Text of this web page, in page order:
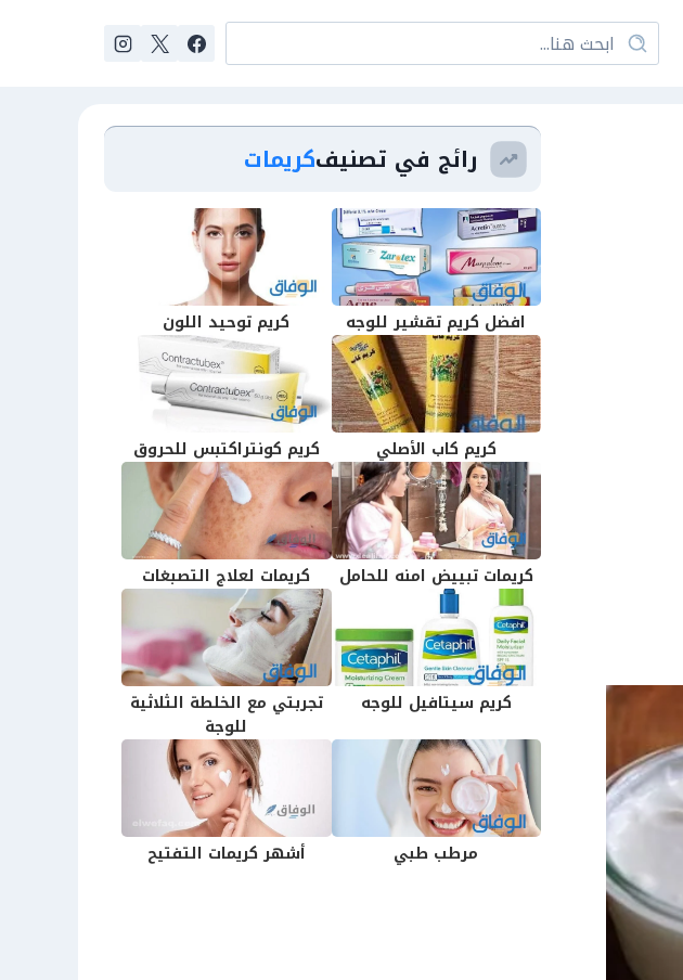
رائج في تصنيفكريمات
افضل كريم تقشير للوجه كريم توحيد اللون
كريم كاب الأصلي كريم كونتراكتبس للحروق
كريمات تبييض امنه للحامل كريمات لعلاج التصبغات
كريم سيتافيل للوجه
تجربتي مع الخلطة الثلاثية
للوجة
مرطب طبي أشهر كريمات التفتيح